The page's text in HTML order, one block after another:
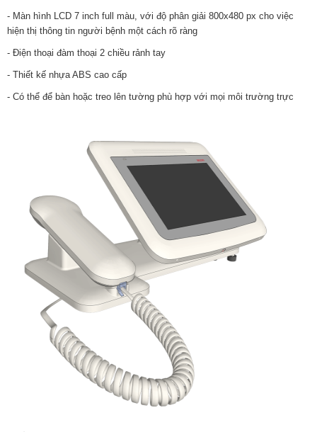
- Màn hình LCD 7 inch full màu, với độ phân giải 800x480 px cho việc
hiện thị thông tin người bệnh một cách rõ ràng
- Điện thoại đàm thoại 2 chiều rảnh tay
- Thiết kế nhựa ABS cao cấp
- Có thể để bàn hoặc treo lên tường phù hợp với mọi môi trường trực